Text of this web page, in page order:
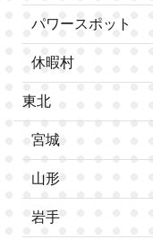
パワースポット
休暇村
東北
宮城
山形
岩手